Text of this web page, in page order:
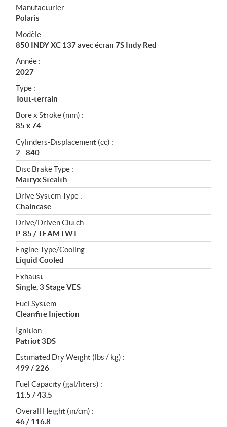
S
p
é
c
i
f
i
c
a
t
i
o
n
s
Manufacturier :
Polaris
Modèle :
850 INDY XC 137 avec écran 7S Indy Red
Année :
2027
Type :
Tout-terrain
Bore x Stroke (mm) :
85 x 74
Cylinders-Displacement (cc) :
2 - 840
Disc Brake Type :
Matryx Stealth
Drive System Type :
Chaincase
Drive/Driven Clutch :
P-85 / TEAM LWT
Engine Type/Cooling :
Liquid Cooled
Exhaust :
Single, 3 Stage VES
Fuel System :
Cleanfire Injection
Ignition :
Patriot 3DS
Estimated Dry Weight (lbs / kg) :
499 / 226
Fuel Capacity (gal/liters) :
11.5 / 43.5
Overall Height (in/cm) :
46 / 116.8